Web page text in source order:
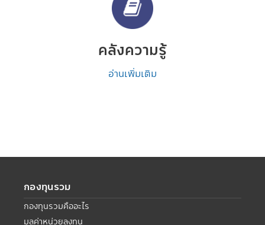
คลังความรู้
อ่านเพิ่มเติม
กองทุนรวม
กองทุนรวมคืออะไร
มูลค่าหน่วยลงทุน